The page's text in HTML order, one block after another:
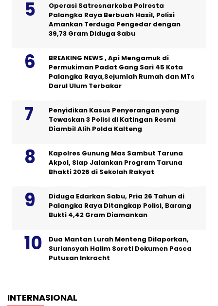
Operasi Satresnarkoba Polresta
Palangka Raya Berbuah Hasil, Polisi
Amankan Terduga Pengedar dengan
39,73 Gram Diduga Sabu
BREAKING NEWS , Api Mengamuk di
Permukiman Padat Gang Sari 45 Kota
Palangka Raya,Sejumlah Rumah dan MTs
Darul Ulum Terbakar
Penyidikan Kasus Penyerangan yang
Tewaskan 3 Polisi di Katingan Resmi
Diambil Alih Polda Kalteng
Kapolres Gunung Mas Sambut Taruna
Akpol, Siap Jalankan Program Taruna
Bhakti 2026 di Sekolah Rakyat
Diduga Edarkan Sabu, Pria 26 Tahun di
Palangka Raya Ditangkap Polisi, Barang
Bukti 4,42 Gram Diamankan
Dua Mantan Lurah Menteng Dilaporkan,
Suriansyah Halim Soroti Dokumen Pasca
Putusan Inkracht
INTERNASIONAL